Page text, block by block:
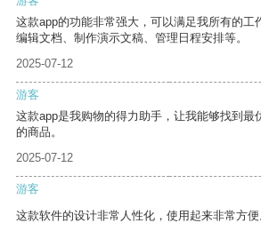
这款app的功能非常强大，可以满足我所有的工
编辑文档、制作演示文稿、管理日程安排等。
2025-07-12
游客
这款app是我购物的得力助手，让我能够找到最
的商品。
2025-07-12
游客
这款软件的设计非常人性化，使用起来非常方便